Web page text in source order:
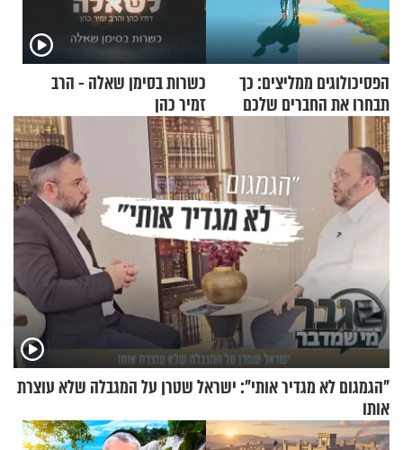
הפסיכולוגים ממליצים: כך
תבחרו את החברים שלכם
בחיים
כשרות בסימן שאלה - הרב
זמיר כהן
"הגמגום לא מגדיר אותי": ישראל שטרן על המגבלה שלא עוצרת
אותו